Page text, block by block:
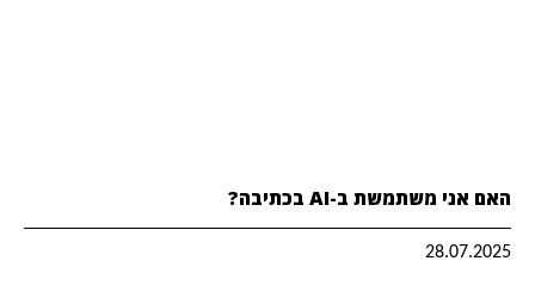
האם אני משתמשת ב-AI בכתיבה?
28.07.2025